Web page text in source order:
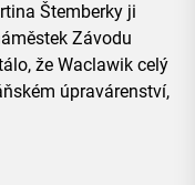
Štemberky ji
Závodu
že Waclawik celý
úpravárenství,